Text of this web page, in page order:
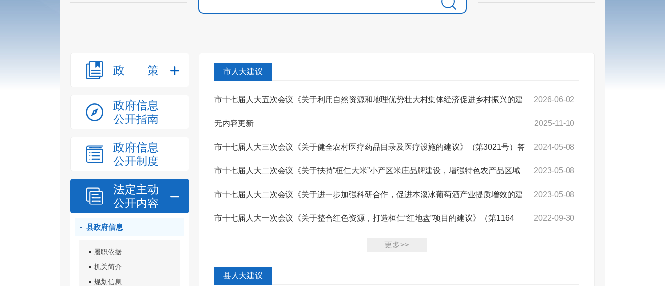
政策
政府信息
公开指南
政府信息
公开制度
法定主动
公开内容
县政府信息
履职依据
机关简介
规划信息
市人大建议
2026-06-02
市十七届人大五次会议《关于利用自然资源和地理优势壮大村集体经济促进乡村振兴的建
议》（第5... 2025-11-10
无内容更新
2024-05-08
市十七届人大三次会议《关于健全农村医疗药品目录及医疗设施的建议》（第3021号）答
复 2023-05-08
市十七届人大二次会议《关于扶持“桓仁大米”小产区米庄品牌建设，增强特色农产品区域
带动力... 2023-05-08
市十七届人大二次会议《关于进一步加强科研合作，促进本溪冰葡萄酒产业提质增效的建
议》（第2... 2022-09-30
市十七届人大一次会议《关于整合红色资源，打造桓仁“红地盘”项目的建议》（第1164
更多>>
县人大建议